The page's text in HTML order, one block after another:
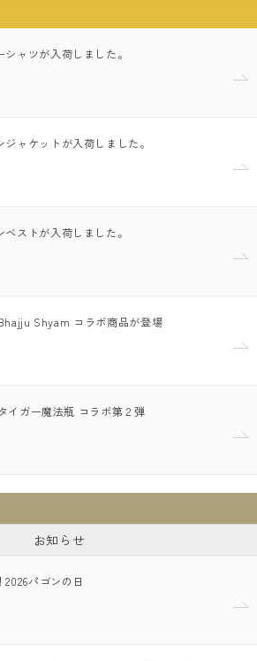
シャツが入荷しました。
ジャケットが入荷しました。
ベストが入荷しました。
Shyam コラボ商品が登場
イガー魔法瓶 コラボ第２弾
お知らせ
2026パゴンの日